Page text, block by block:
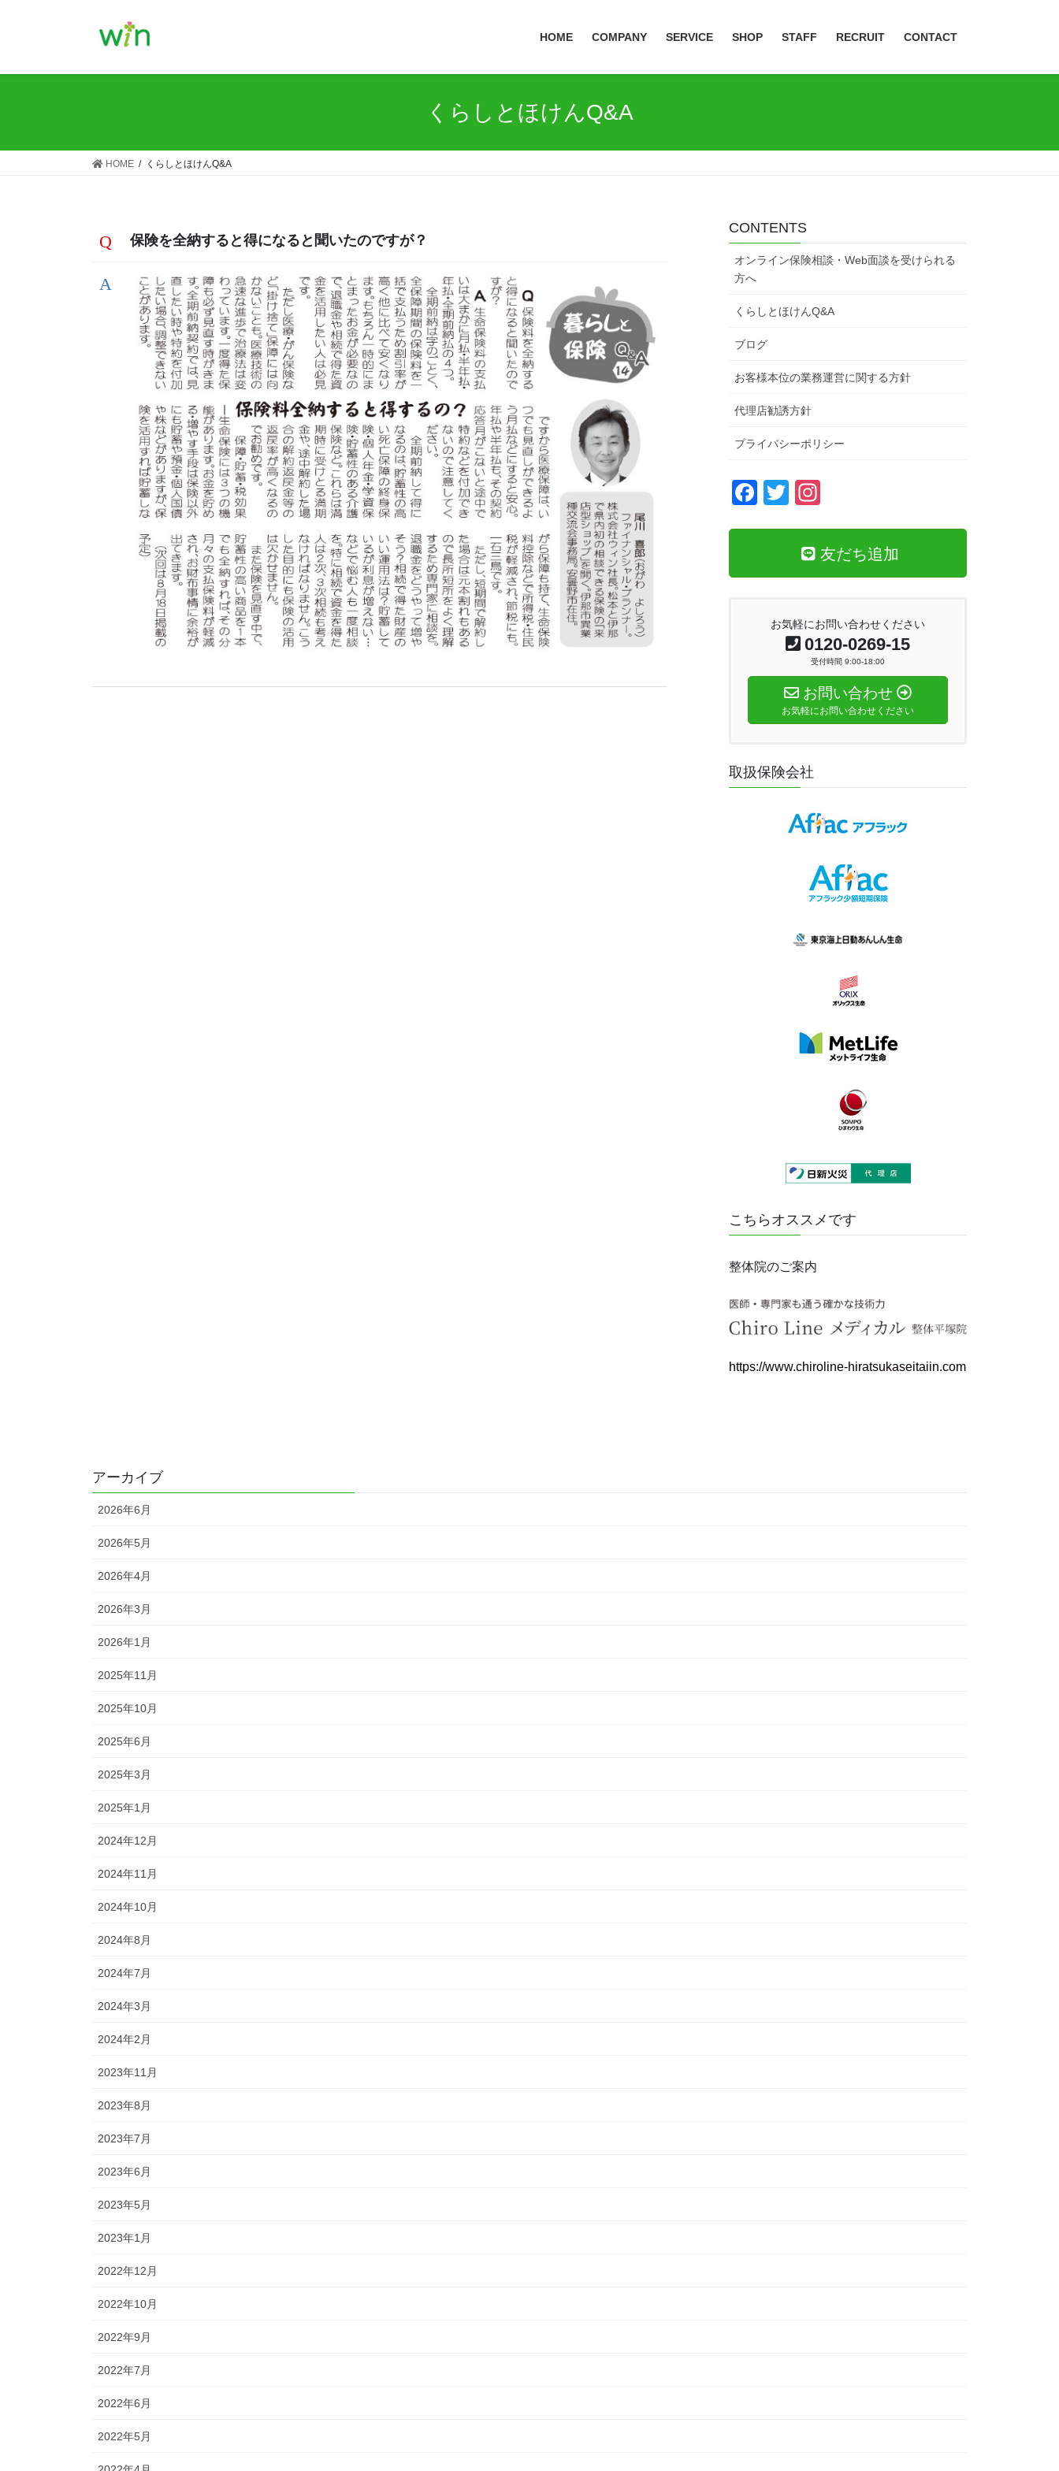
HOME COMPANY SERVICE SHOP STAFF RECRUIT CONTACT
くらしとほけんQ&A
HOME くらしとほけんQ&A
保険を全納すると得になると聞いたのですが？
CONTENTS
オンライン保険相談・Web面談を受けられる
方へ
くらしとほけんQ&A
ブログ
お客様本位の業務運営に関する方針
代理店勧誘方針
プライバシーポリシー
F
o
k
T
tt
er
a
gr
m
友だち追加
お気軽にお問い合わせください
0120-0269-15
受付時間 9:00-18:00
お問い合わせ
お気軽にお問い合わせください
取扱保険会社
こちらオススメです
整体院のご案内
https://www.chiroline-hiratsukaseitaiin.com
アーカイブ
2026年6月
2026年5月
2026年4月
2026年3月
2026年1月
2025年11月
2025年10月
2025年6月
2025年3月
2025年1月
2024年12月
2024年11月
2024年10月
2024年8月
2024年7月
2024年3月
2024年2月
2023年11月
2023年8月
2023年7月
2023年6月
2023年5月
2023年1月
2022年12月
2022年10月
2022年9月
2022年7月
2022年6月
2022年5月